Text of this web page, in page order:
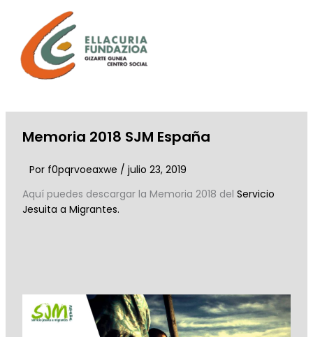
contenido
Memoria 2018 SJM España
Por f0pqrvoeaxwe / julio 23, 2019
Aquí puedes descargar la Memoria 2018 del Servicio
Jesuita a Migrantes.